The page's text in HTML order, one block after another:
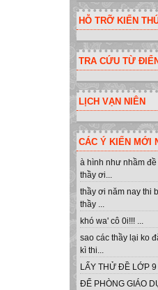
HỖ TRỠ KIẾN
TRA CỨU TỪ ĐIỂN
LỊCH VẠN NIÊN
CÁC Ý KIẾN MỚI
à hình như nhầm
thầy ơi...
thầy ơi năm nay thi
thầy ...
khó wa' cô 0i!!! ...
sao các thầy lại ko
kì thi...
LẤY THỬ ĐỀ LỚP 9
ĐỂ PHÒNG GIÁO